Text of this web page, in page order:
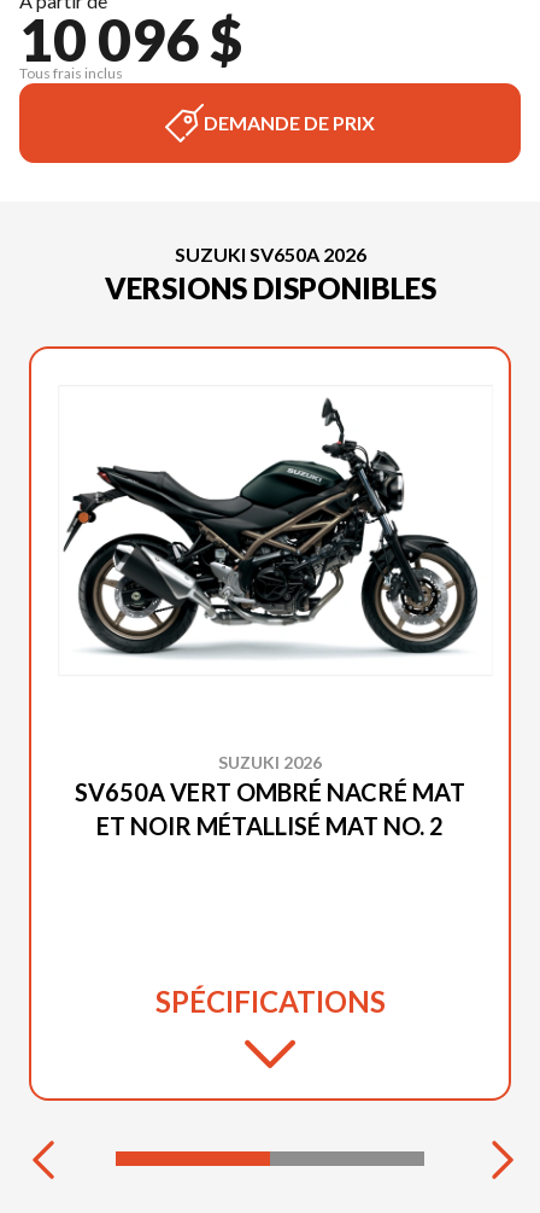
10 096 $
Tous frais inclus
DEMANDE DE PRIX
SUZUKI SV650A 2026
VERSIONS DISPONIBLES
SUZUKI 2026
SV650A VERT OMBRÉ NACRÉ MAT
ET NOIR MÉTALLISÉ MAT NO. 2
SPÉCIFICATIONS